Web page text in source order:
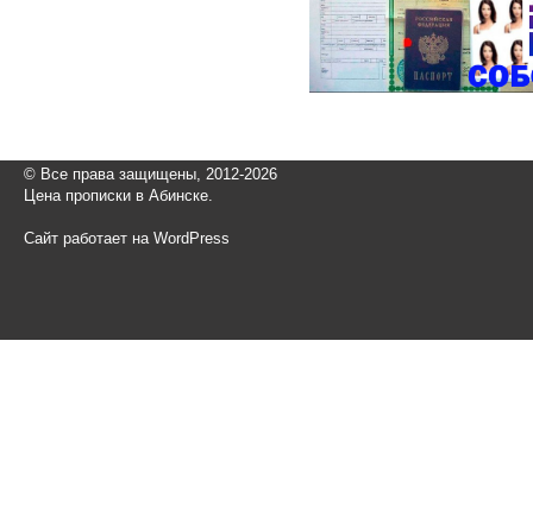
© Все права защищены, 2012-2026
Цена прописки в Абинске.
Сайт работает на WordPress